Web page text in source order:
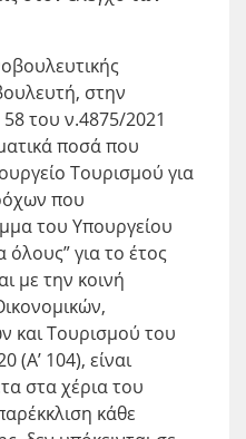
στην
του ν.4875/2021
ποσά που
Τουρισμού για
που
του Υπουργείου
για το έτος
με την κοινή
και Τουρισμού του
(Α’ 104), είναι
στα χέρια του
κάθε